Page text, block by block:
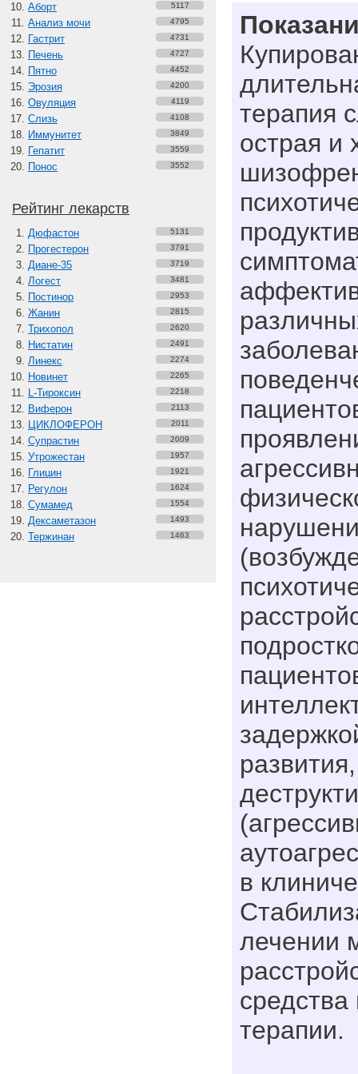
Аборт 5117
Анализ мочи 4795
Гастрит 4731
Печень 4727
Пятно 4452
Эрозия 4200
Овуляция 4119
Слизь 4108
Иммунитет 3849
Гепатит 3559
Понос 3552
Рейтинг лекарств
Дюфастон 5131
Прогестерон 3791
Диане-35 3719
Логест 3481
Постинор 2953
Жанин 2815
Трихопол 2620
Нистатин 2491
Линекс 2274
Новинет 2265
L-Тироксин 2218
Виферон 2113
ЦИКЛОФЕРОН 2011
Супрастин 2009
Утрожестан 1957
Глицин 1921
Регулон 1624
Сумамед 1554
Дексаметазон 1493
Тержинан 1463
терапия
острая и
в
лечении
средства
терапии.